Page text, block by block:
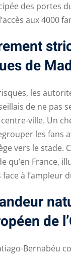
des portes
aux 4000
de
les
de ne pas
ville. Un
les fans
vers le stade.
qu’en France,
à l’ampleur
de
Bernabéu